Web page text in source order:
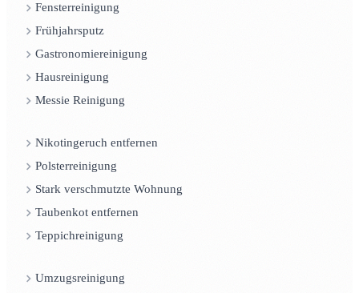
Fensterreinigung
Frühjahrsputz
Gastronomiereinigung
Hausreinigung
Messie Reinigung
Nikotingeruch entfernen
Polsterreinigung
Stark verschmutzte Wohnung
Taubenkot entfernen
Teppichreinigung
Umzugsreinigung